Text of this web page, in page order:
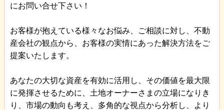
にお問い合せ下さい！
お客様が抱えている様々なお悩み、ご相談に対し、不動
産会社の観点から、お客様の実情にあった解決方法をご
提案いたします。
あなたの大切な資産を有効に活用し、その価値を最大限
に発揮させるために、土地オーナーさまの立場になりき
り、市場の動向も考え、多角的な視点から分析し、より